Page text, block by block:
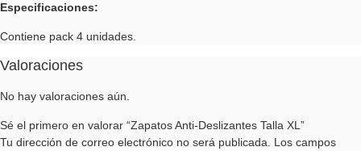
Especificaciones:
Contiene pack 4 unidades.
Valoraciones
No hay valoraciones aún.
Sé el primero en valorar “Zapatos Anti-Deslizantes Talla XL”
Tu dirección de correo electrónico no será publicada.
Los campos